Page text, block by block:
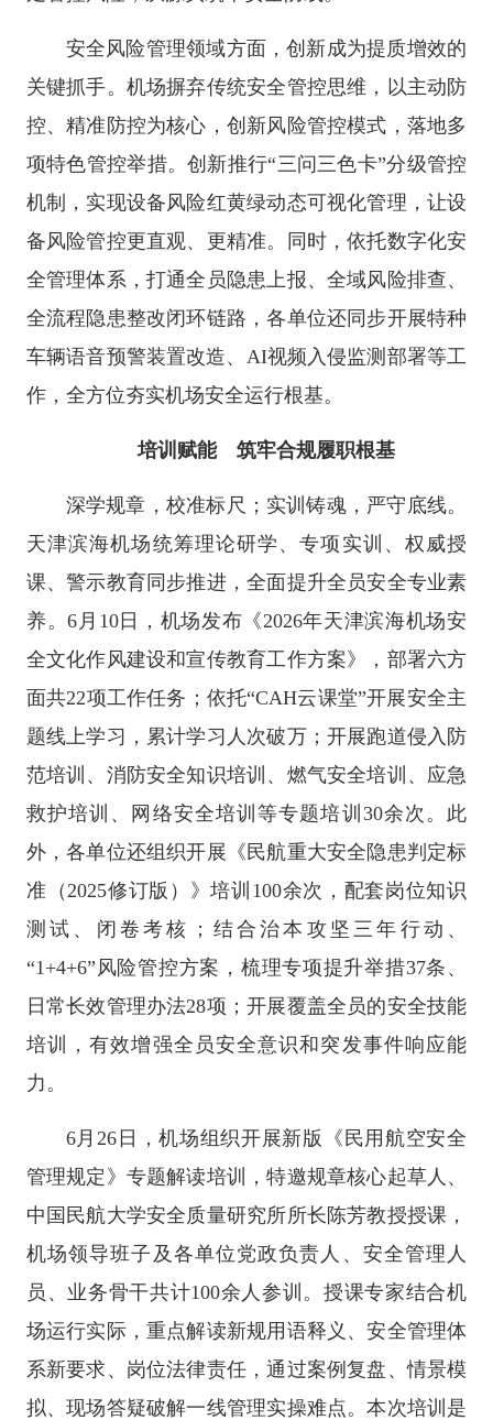
安全风险管理领域方面，创新成为提质增效的
关键抓手。机场摒弃传统安全管控思维，以主动防
控、精准防控为核心，创新风险管控模式，落地多
项特色管控举措。创新推行“三问三色卡”分级管控
机制，实现设备风险红黄绿动态可视化管理，让设
备风险管控更直观、更精准。同时，依托数字化安
全管理体系，打通全员隐患上报、全域风险排查、
全流程隐患整改闭环链路，各单位还同步开展特种
车辆语音预警装置改造、AI视频入侵监测部署等工
作，全方位夯实机场安全运行根基。
培训赋能 筑牢合规履职根基
深学规章，校准标尺；实训铸魂，严守底线。
天津滨海机场统筹理论研学、专项实训、权威授
课、警示教育同步推进，全面提升全员安全专业素
养。6月10日，机场发布《2026年天津滨海机场安
全文化作风建设和宣传教育工作方案》，部署六方
面共22项工作任务；依托“CAH云课堂”开展安全主
题线上学习，累计学习人次破万；开展跑道侵入防
范培训、消防安全知识培训、燃气安全培训、应急
救护培训、网络安全培训等专题培训30余次。此
外，各单位还组织开展《民航重大安全隐患判定标
准（2025修订版）》培训100余次，配套岗位知识
测试、闭卷考核；结合治本攻坚三年行动、
“1+4+6”风险管控方案，梳理专项提升举措37条、
日常长效管理办法28项；开展覆盖全员的安全技能
培训，有效增强全员安全意识和突发事件响应能
力。
6月26日，机场组织开展新版《民用航空安全
管理规定》专题解读培训，特邀规章核心起草人、
中国民航大学安全质量研究所所长陈芳教授授课，
机场领导班子及各单位党政负责人、安全管理人
员、业务骨干共计100余人参训。授课专家结合机
场运行实际，重点解读新规用语释义、安全管理体
系新要求、岗位法律责任，通过案例复盘、情景模
拟、现场答疑破解一线管理实操难点。本次培训是